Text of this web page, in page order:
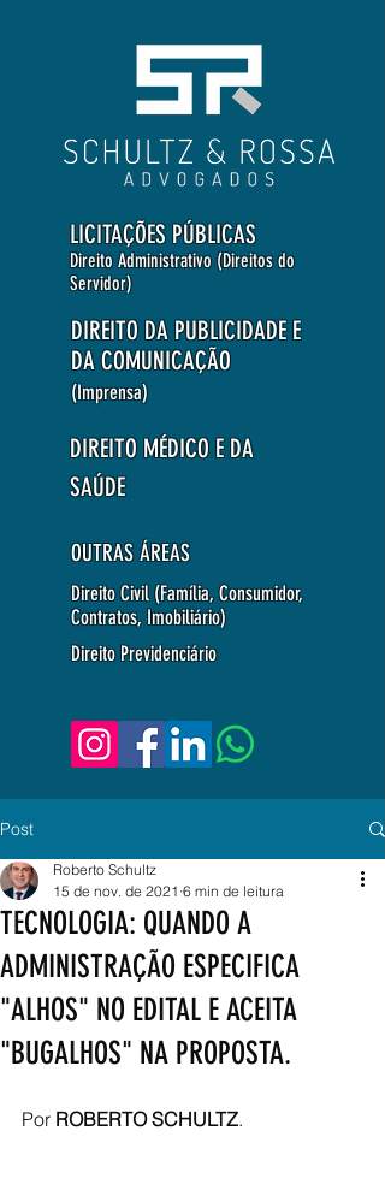
LICITAÇÕES PÚBLICAS
Direito Administrativo (Direitos do
Servidor)
DIREITO DA PUBLICIDADE E
DA COMUNICAÇÃO
(Imprensa)
DIREITO MÉDICO E DA
SAÚDE
OUTRAS ÁREAS
Direito Civil (Família, Consumidor,
Contratos, Imobiliário)
Direito Previdenciário
Post
TECNOLOGIA: QUANDO A
ADMINISTRAÇÃO ESPECIFICA
"ALHOS" NO EDITAL E ACEITA
"BUGALHOS" NA PROPOSTA.
Roberto Schultz
15 de nov. de 2021 6 min de leitura
Por ROBERTO SCHULTZ.